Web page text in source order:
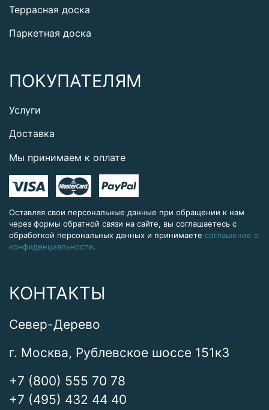
Террасная доска
Паркетная доска
ПОКУПАТЕЛЯМ
Услуги
Доставка
Мы принимаем к оплате
Оставляя свои персональные данные при обращении к нам
через формы обратной связи на сайте, вы соглашаетесь с
обработкой персональных данных и принимаете соглашение о
конфиденциальности.
КОНТАКТЫ
Север-Дерево
г. Москва, Рублевское шоссе 151к3
+7 (800) 555 70 78
+7 (495) 432 44 40